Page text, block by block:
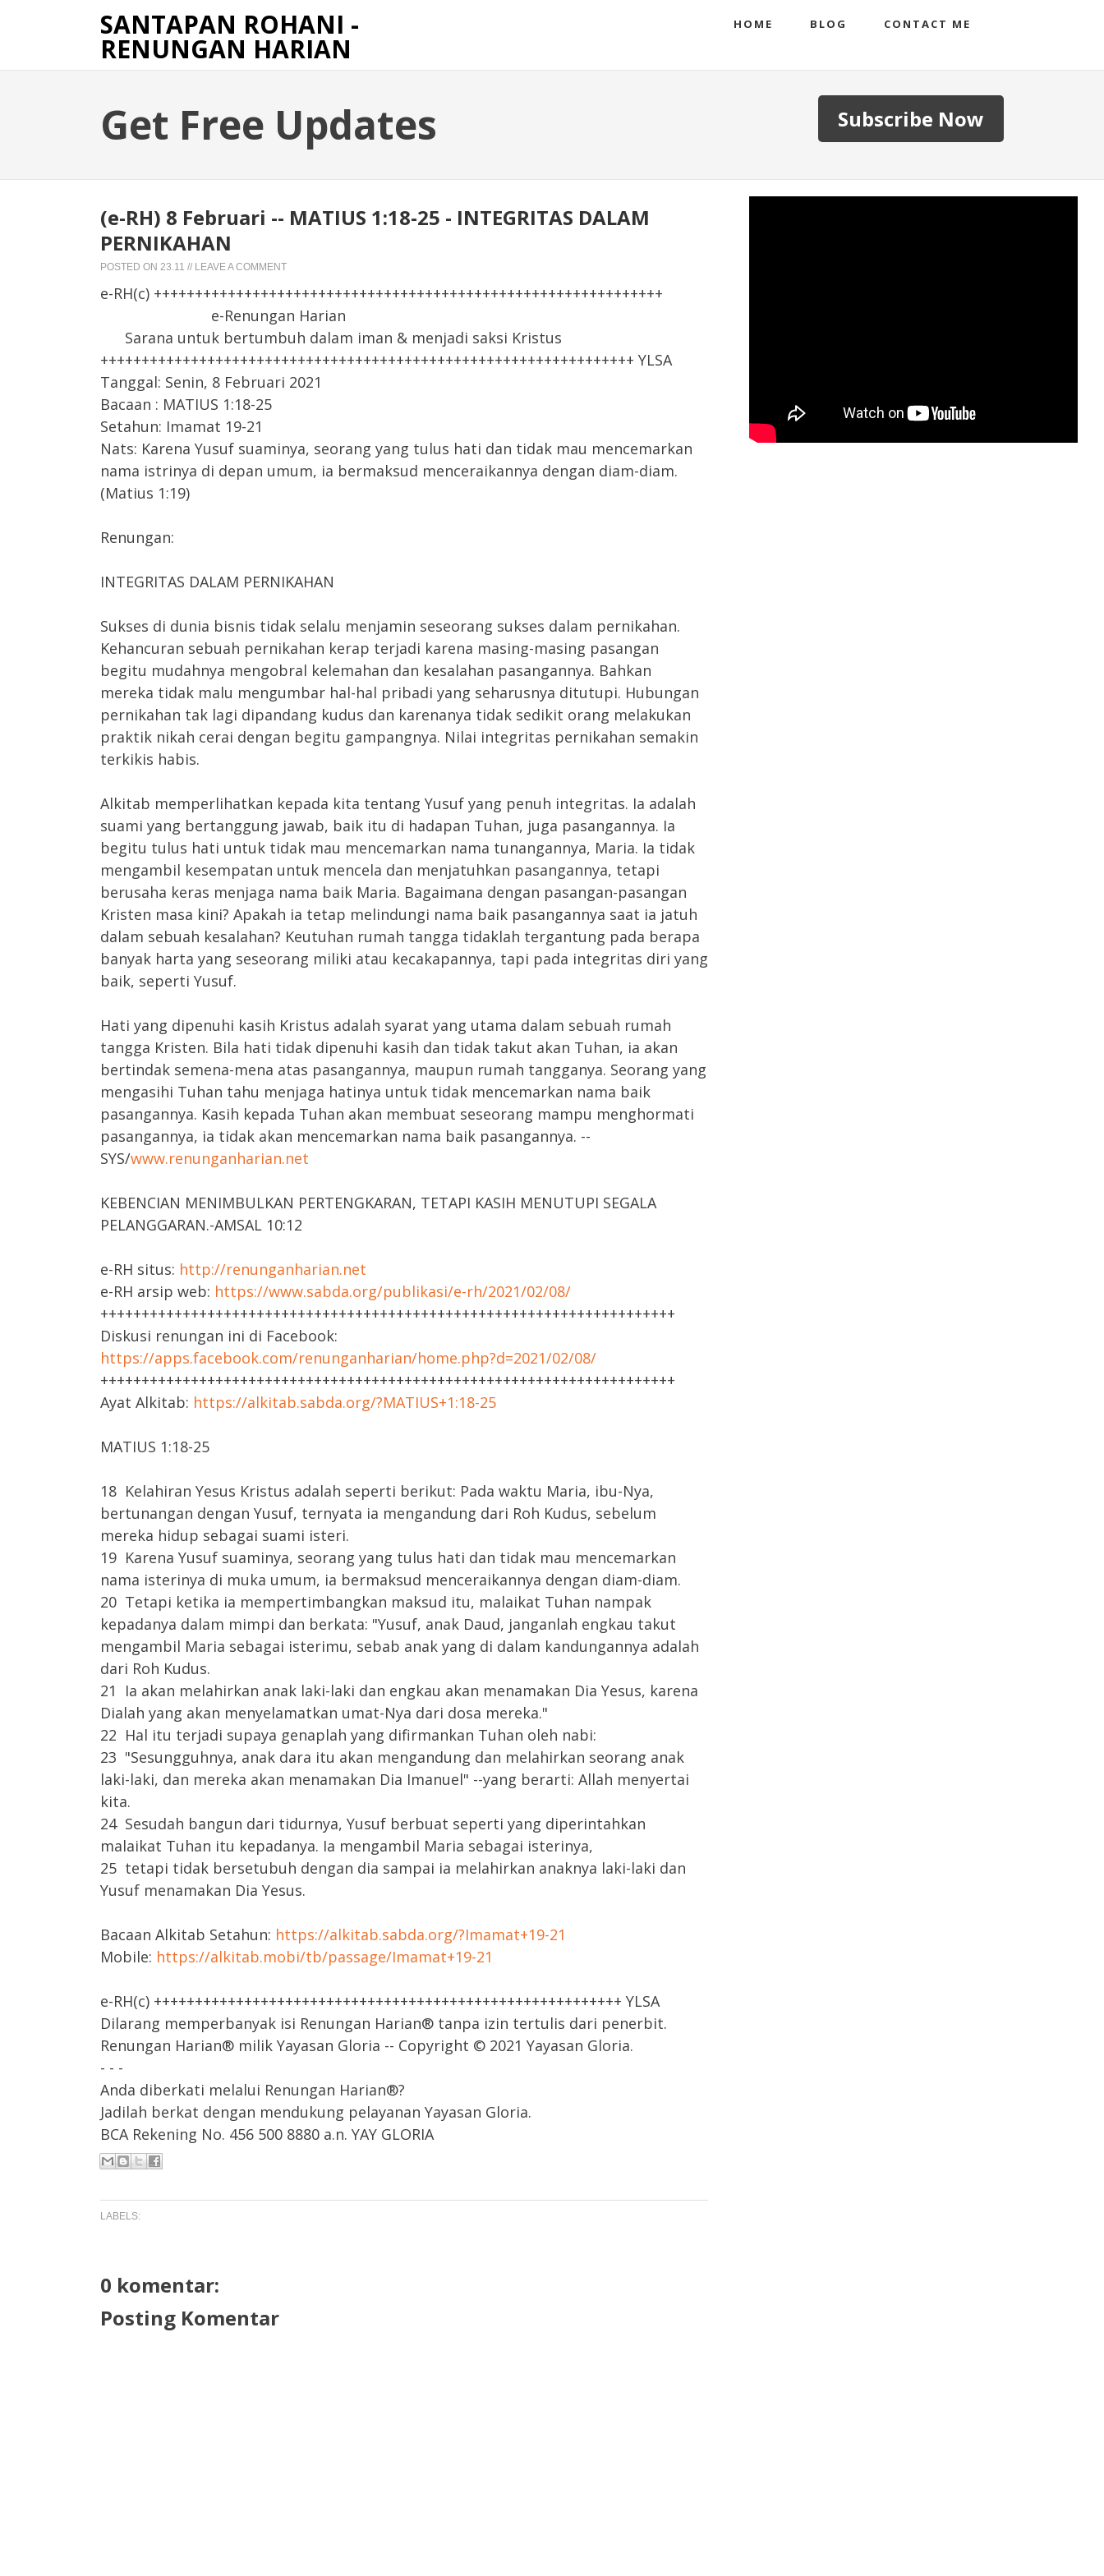
SANTAPAN ROHANI -
RENUNGAN HARIAN
HOME BLOG CONTACT ME
Get Free Updates Subscribe Now
(e-RH) 8 Februari -- MATIUS 1:18-25 - INTEGRITAS DALAM
PERNIKAHAN
POSTED ON 23.11 // LEAVE A COMMENT
e-RH(c) ++++++++++++++++++++++++++++++++++++++++++++++++++++++++++++++
e-Renungan Harian
Sarana untuk bertumbuh dalam iman & menjadi saksi Kristus
+++++++++++++++++++++++++++++++++++++++++++++++++++++++++++++++++ YLSA
Tanggal: Senin, 8 Februari 2021
Bacaan : MATIUS 1:18-25
Setahun: Imamat 19-21
Nats: Karena Yusuf suaminya, seorang yang tulus hati dan tidak mau mencemarkan
nama istrinya di depan umum, ia bermaksud menceraikannya dengan diam-diam.
(Matius 1:19)
Renungan:
INTEGRITAS DALAM PERNIKAHAN
Sukses di dunia bisnis tidak selalu menjamin seseorang sukses dalam pernikahan.
Kehancuran sebuah pernikahan kerap terjadi karena masing-masing pasangan
begitu mudahnya mengobral kelemahan dan kesalahan pasangannya. Bahkan
mereka tidak malu mengumbar hal-hal pribadi yang seharusnya ditutupi. Hubungan
pernikahan tak lagi dipandang kudus dan karenanya tidak sedikit orang melakukan
praktik nikah cerai dengan begitu gampangnya. Nilai integritas pernikahan semakin
terkikis habis.
Alkitab memperlihatkan kepada kita tentang Yusuf yang penuh integritas. Ia adalah
suami yang bertanggung jawab, baik itu di hadapan Tuhan, juga pasangannya. Ia
begitu tulus hati untuk tidak mau mencemarkan nama tunangannya, Maria. Ia tidak
mengambil kesempatan untuk mencela dan menjatuhkan pasangannya, tetapi
berusaha keras menjaga nama baik Maria. Bagaimana dengan pasangan-pasangan
Kristen masa kini? Apakah ia tetap melindungi nama baik pasangannya saat ia jatuh
dalam sebuah kesalahan? Keutuhan rumah tangga tidaklah tergantung pada berapa
banyak harta yang seseorang miliki atau kecakapannya, tapi pada integritas diri yang
baik, seperti Yusuf.
Hati yang dipenuhi kasih Kristus adalah syarat yang utama dalam sebuah rumah
tangga Kristen. Bila hati tidak dipenuhi kasih dan tidak takut akan Tuhan, ia akan
bertindak semena-mena atas pasangannya, maupun rumah tangganya. Seorang yang
mengasihi Tuhan tahu menjaga hatinya untuk tidak mencemarkan nama baik
pasangannya. Kasih kepada Tuhan akan membuat seseorang mampu menghormati
pasangannya, ia tidak akan mencemarkan nama baik pasangannya. --
SYS/www.renunganharian.net
KEBENCIAN MENIMBULKAN PERTENGKARAN, TETAPI KASIH MENUTUPI SEGALA
PELANGGARAN.-AMSAL 10:12
e-RH situs: http://renunganharian.net
e-RH arsip web: https://www.sabda.org/publikasi/e-rh/2021/02/08/
++++++++++++++++++++++++++++++++++++++++++++++++++++++++++++++++++++++
Diskusi renungan ini di Facebook:
https://apps.facebook.com/renunganharian/home.php?d=2021/02/08/
++++++++++++++++++++++++++++++++++++++++++++++++++++++++++++++++++++++
Ayat Alkitab: https://alkitab.sabda.org/?MATIUS+1:18-25
MATIUS 1:18-25
18 Kelahiran Yesus Kristus adalah seperti berikut: Pada waktu Maria, ibu-Nya,
bertunangan dengan Yusuf, ternyata ia mengandung dari Roh Kudus, sebelum
mereka hidup sebagai suami isteri.
19 Karena Yusuf suaminya, seorang yang tulus hati dan tidak mau mencemarkan
nama isterinya di muka umum, ia bermaksud menceraikannya dengan diam-diam.
20 Tetapi ketika ia mempertimbangkan maksud itu, malaikat Tuhan nampak
kepadanya dalam mimpi dan berkata: "Yusuf, anak Daud, janganlah engkau takut
mengambil Maria sebagai isterimu, sebab anak yang di dalam kandungannya adalah
dari Roh Kudus.
21 Ia akan melahirkan anak laki-laki dan engkau akan menamakan Dia Yesus, karena
Dialah yang akan menyelamatkan umat-Nya dari dosa mereka."
22 Hal itu terjadi supaya genaplah yang difirmankan Tuhan oleh nabi:
23 "Sesungguhnya, anak dara itu akan mengandung dan melahirkan seorang anak
laki-laki, dan mereka akan menamakan Dia Imanuel" --yang berarti: Allah menyertai
kita.
24 Sesudah bangun dari tidurnya, Yusuf berbuat seperti yang diperintahkan
malaikat Tuhan itu kepadanya. Ia mengambil Maria sebagai isterinya,
25 tetapi tidak bersetubuh dengan dia sampai ia melahirkan anaknya laki-laki dan
Yusuf menamakan Dia Yesus.
Bacaan Alkitab Setahun: https://alkitab.sabda.org/?Imamat+19-21
Mobile: https://alkitab.mobi/tb/passage/Imamat+19-21
e-RH(c) +++++++++++++++++++++++++++++++++++++++++++++++++++++++++ YLSA
Dilarang memperbanyak isi Renungan Harian® tanpa izin tertulis dari penerbit.
Renungan Harian® milik Yayasan Gloria -- Copyright © 2021 Yayasan Gloria.
- - -
Anda diberkati melalui Renungan Harian®?
Jadilah berkat dengan mendukung pelayanan Yayasan Gloria.
BCA Rekening No. 456 500 8880 a.n. YAY GLORIA
LABELS:
0 komentar:
Posting Komentar